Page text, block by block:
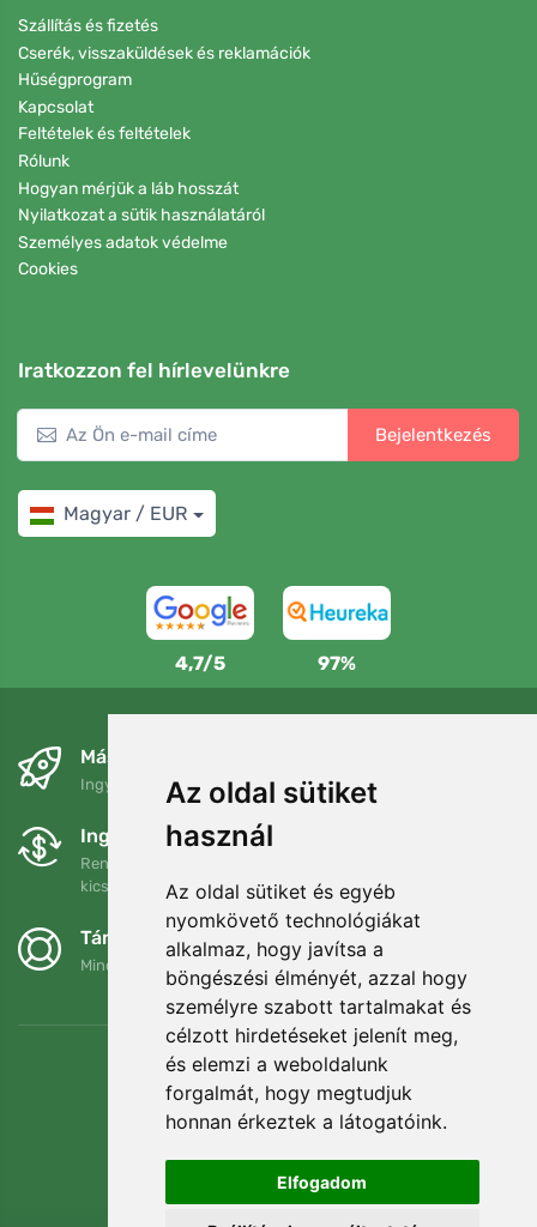
Az oldal sütiket
használ
Az oldal sütiket és egyéb
nyomkövető technológiákat
alkalmaz, hogy javítsa a
böngészési élményét, azzal hogy
személyre szabott tartalmakat és
célzott hirdetéseket jelenít meg,
és elemzi a weboldalunk
forgalmát, hogy megtudjuk
honnan érkeztek a látogatóink.
Elfogadom
Szállítás és fizetés
Cserék, visszaküldések és reklamációk
Hűségprogram
Kapcsolat
Feltételek és feltételek
Rólunk
Hogyan mérjük a láb hosszát
Nyilatkozat a sütik használatáról
Személyes adatok védelme
Cookies
Iratkozzon fel hírlevelünkre
Bejelentkezés
Magyar / EUR
4,7/5 97%
Másnapra és ingyenesen
Ingyenes szállítás a következő összeg felett: 80 EUR
Ingyenes csere és visszaküldés
Rendelését 90 napon belül bármikor visszaküldheti vagy
kicserélheti.
Támogatjuk a Trees.org-ot
Minden megrendelésért ültetünk egy fát! Bővebben